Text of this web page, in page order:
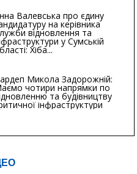
Валевська про єдину
на керівника
відновлення та
у Сумській
Хіба...
Микола Задорожній:
чотири напрямки по
та будівництву
інфраструктури